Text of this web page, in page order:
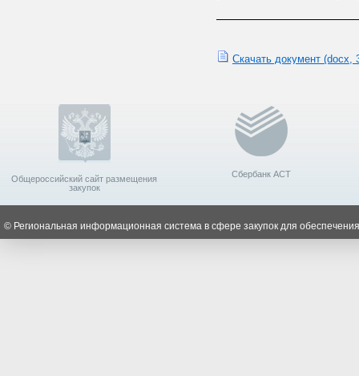
Скачать документ (docx,
Общероссийский сайт размещения
закупок
Сбербанк АСТ
© Региональная информационная система в сфере закупок для